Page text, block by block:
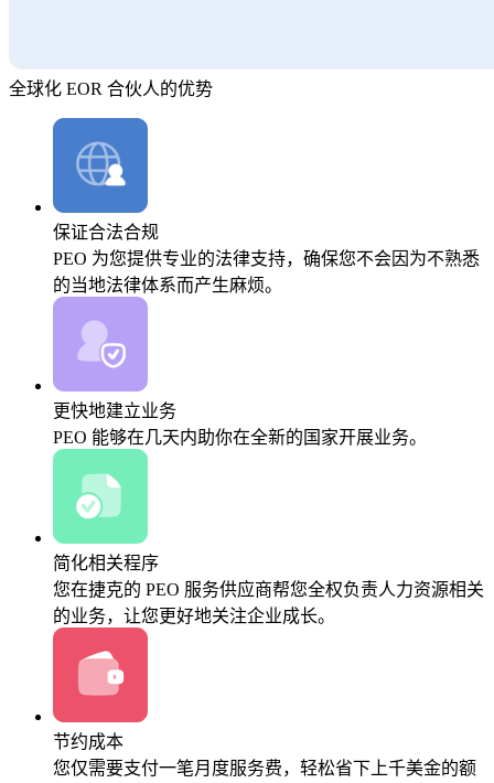
全球化 EOR 合伙人的优势
保证合法合规
PEO 为您提供专业的法律支持，确保您不会因为不熟悉
的当地法律体系而产生麻烦。
更快地建立业务
PEO 能够在几天内助你在全新的国家开展业务。
简化相关程序
您在捷克的 PEO 服务供应商帮您全权负责人力资源相关
的业务，让您更好地关注企业成长。
节约成本
您仅需要支付一笔月度服务费，轻松省下上千美金的额